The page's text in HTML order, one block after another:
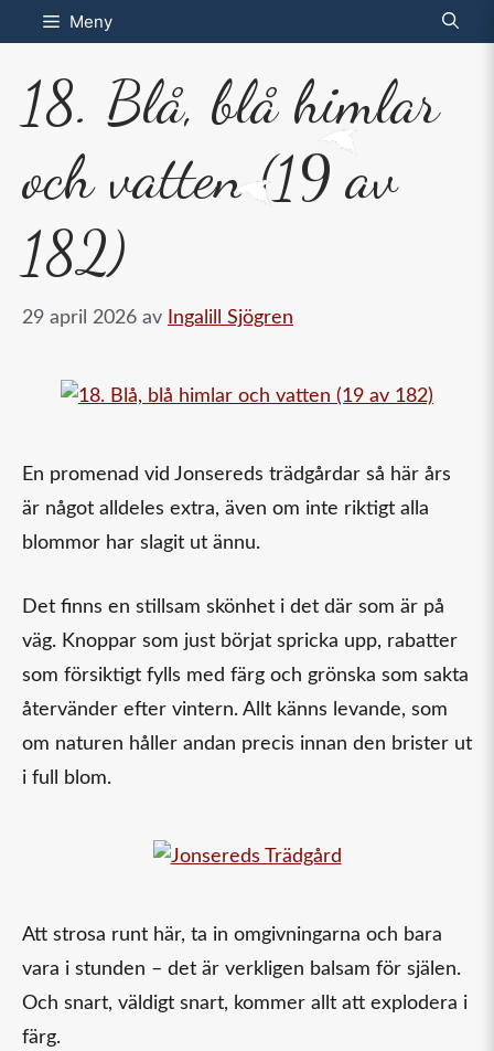
Hoppa
till
innehåll
Meny
18. Blå, blå himlar
och vatten (19 av
182)
29 april 2026 av Ingalill Sjögren
En promenad vid Jonsereds trädgårdar så här års
är något alldeles extra, även om inte riktigt alla
blommor har slagit ut ännu.
Det finns en stillsam skönhet i det där som är på
väg. Knoppar som just börjat spricka upp, rabatter
som försiktigt fylls med färg och grönska som sakta
återvänder efter vintern. Allt känns levande, som
om naturen håller andan precis innan den brister ut
i full blom.
Att strosa runt här, ta in omgivningarna och bara
vara i stunden – det är verkligen balsam för själen.
Och snart, väldigt snart, kommer allt att explodera i
färg.